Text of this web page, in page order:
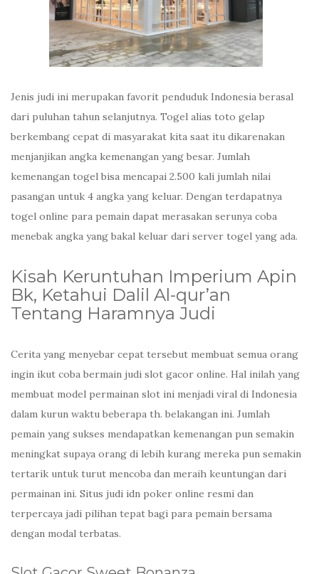
Jenis judi ini merupakan favorit penduduk Indonesia berasal
dari puluhan tahun selanjutnya. Togel alias toto gelap
berkembang cepat di masyarakat kita saat itu dikarenakan
menjanjikan angka kemenangan yang besar. Jumlah
kemenangan togel bisa mencapai 2.500 kali jumlah nilai
pasangan untuk 4 angka yang keluar. Dengan terdapatnya
togel online para pemain dapat merasakan serunya coba
menebak angka yang bakal keluar dari server togel yang ada.
Kisah Keruntuhan Imperium Apin
Bk, Ketahui Dalil Al-qur’an
Tentang Haramnya Judi
Cerita yang menyebar cepat tersebut membuat semua orang
ingin ikut coba bermain judi slot gacor online. Hal inilah yang
membuat model permainan slot ini menjadi viral di Indonesia
dalam kurun waktu beberapa th. belakangan ini. Jumlah
pemain yang sukses mendapatkan kemenangan pun semakin
meningkat supaya orang di lebih kurang mereka pun semakin
tertarik untuk turut mencoba dan meraih keuntungan dari
permainan ini. Situs judi idn poker online resmi dan
terpercaya jadi pilihan tepat bagi para pemain bersama
dengan modal terbatas.